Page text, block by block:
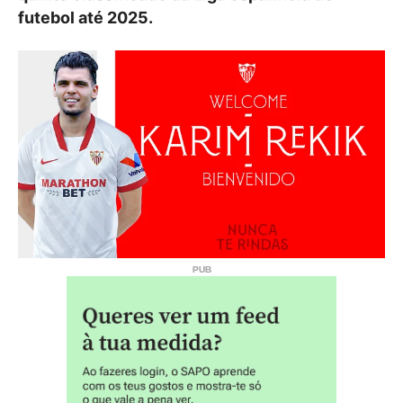
futebol até 2025.